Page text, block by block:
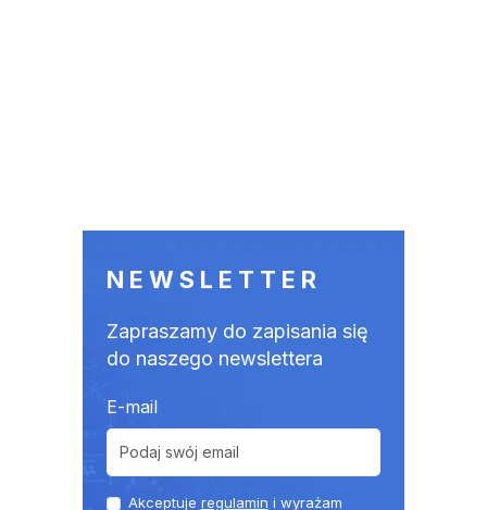
NEWSLETTER
Zapraszamy do zapisania się
do naszego newslettera
E-mail
Akceptuje regulamin i wyrażam